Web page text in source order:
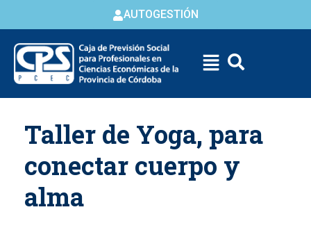
AUTOGESTIÓN
content
Taller de Yoga, para
conectar cuerpo y
alma